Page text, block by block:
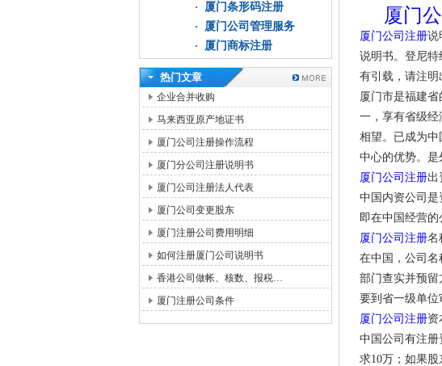
厦门条形码注册
厦门公司管理服务
厦门商标注册
热门文章
企业合并收购
马来西亚原产地证书
厦门公司注册操作流程
厦门分公司注册说明书
厦门公司注册法人代表
厦门公司变更股东
厦门注册公司费用明细
如何注册厦门公司说明书
香港公司做帐、核数、报税…
厦门注册公司条件
厦门
厦门公司注册说
说明书。登尼
有引载，请注明
厦门市是福建
一，享有省级
相望。已成为
中心的优势。是
厦门公司注册出
中国内资公司是
即在中国经营的
厦门公司注册名
在中国，公司
部门查实并预留
要到省一级单位
厦门公司注册资
中国公司有注
求10万；如果